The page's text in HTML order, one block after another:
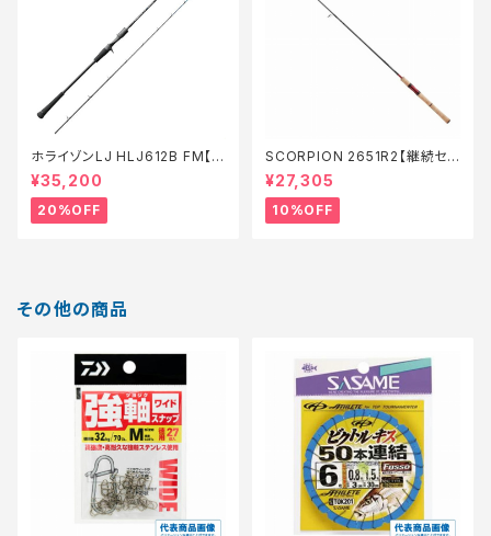
ホライゾンLJ HLJ612B FM【特
価ロッド】【20】
¥35,200
20%OFF
SCORPION 2651R2【継続セ
ール_ロッド】【10】
¥27,305
10%OFF
その他の商品